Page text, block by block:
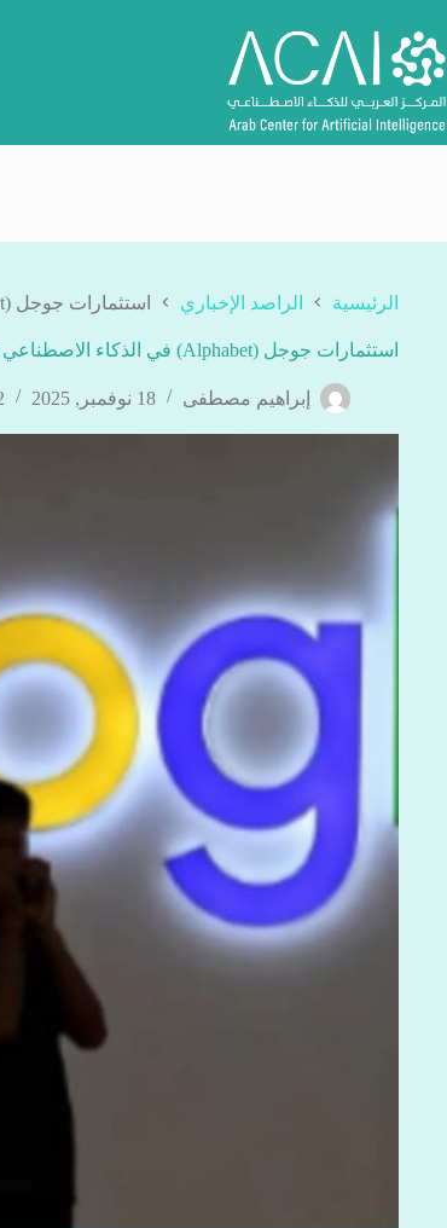
إلى
المحتوى
الرئيسية الراصد الإخباري استثمارات جوجل (Alphabet) في الذكاء الاصطناعي 2025
استثمارات جوجل (Alphabet) في الذكاء الاصطناعي 2025
إبراهيم مصطفى 18 نوفمبر, 2025